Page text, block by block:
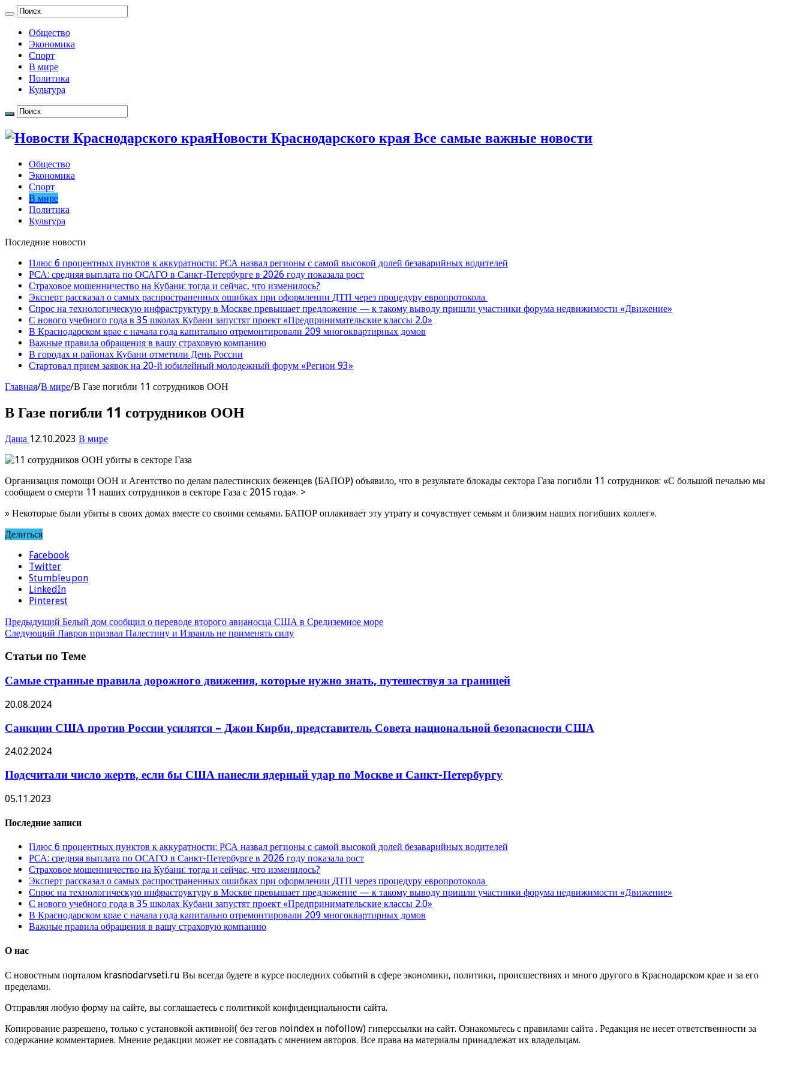
Общество
Экономика
Спорт
В мире
Политика
Культура
Новости Краснодарского края Все самые важные новости
Общество
Экономика
Спорт
В мире
Политика
Культура
Последние новости
Плюс 6 процентных пунктов к аккуратности: РСА назвал регионы с самой высокой долей безаварийных водителей
РСА: средняя выплата по ОСАГО в Санкт-Петербурге в 2026 году показала рост
Страховое мошенничество на Кубани: тогда и сейчас, что изменилось?
Эксперт рассказал о самых распространенных ошибках при оформлении ДТП через процедуру европротокола
Спрос на технологическую инфраструктуру в Москве превышает предложение — к такому выводу пришли участники форума недвижимости «Движение»
С нового учебного года в 35 школах Кубани запустят проект «Предпринимательские классы 2.0»
В Краснодарском крае с начала года капитально отремонтировали 209 многоквартирных домов
Важные правила обращения в вашу страховую компанию
В городах и районах Кубани отметили День России
Стартовал прием заявок на 20-й юбилейный молодежный форум «Регион 93»
Главная/В мире/В Газе погибли 11 сотрудников ООН
В Газе погибли 11 сотрудников ООН
Даша 12.10.2023 В мире
Организация помощи ООН и Агентство по делам палестинских беженцев (БАПОР) объявило, что в результате блокады сектора Газа погибли 11 сотрудников: «С большой печалью мы
сообщаем о смерти 11 наших сотрудников в секторе Газа с 2015 года». >
» Некоторые были убиты в своих домах вместе со своими семьями. БАПОР оплакивает эту утрату и сочувствует семьям и близким наших погибших коллег».
Делиться
Facebook
Twitter
Stumbleupon
LinkedIn
Pinterest
Предыдущий Белый дом сообщил о переводе второго авианосца США в Средиземное море
Следующий Лавров призвал Палестину и Израиль не применять силу
Статьи по Теме
Самые странные правила дорожного движения, которые нужно знать, путешествуя за границей
20.08.2024
Санкции США против России усилятся – Джон Кирби, представитель Совета национальной безопасности США
24.02.2024
Подсчитали число жертв, если бы США нанесли ядерный удар по Москве и Санкт-Петербургу
05.11.2023
Последние записи
Плюс 6 процентных пунктов к аккуратности: РСА назвал регионы с самой высокой долей безаварийных водителей
РСА: средняя выплата по ОСАГО в Санкт-Петербурге в 2026 году показала рост
Страховое мошенничество на Кубани: тогда и сейчас, что изменилось?
Эксперт рассказал о самых распространенных ошибках при оформлении ДТП через процедуру европротокола
Спрос на технологическую инфраструктуру в Москве превышает предложение — к такому выводу пришли участники форума недвижимости «Движение»
С нового учебного года в 35 школах Кубани запустят проект «Предпринимательские классы 2.0»
В Краснодарском крае с начала года капитально отремонтировали 209 многоквартирных домов
Важные правила обращения в вашу страховую компанию
О нас
С новостным порталом krasnodarvseti.ru Вы всегда будете в курсе последних событий в сфере экономики, политики, происшествиях и много другого в Краснодарском крае и за его
пределами.
Отправляя любую форму на сайте, вы соглашаетесь с политикой конфиденциальности сайта.
Копирование разрешено, только с установкой активной( без тегов noindex и nofollow) гиперссылки на сайт. Ознакомьтесь с правилами сайта . Редакция не несет ответственности за
содержание комментариев. Мнение редакции может не совпадать с мнением авторов. Все права на материалы принадлежат их владельцам.